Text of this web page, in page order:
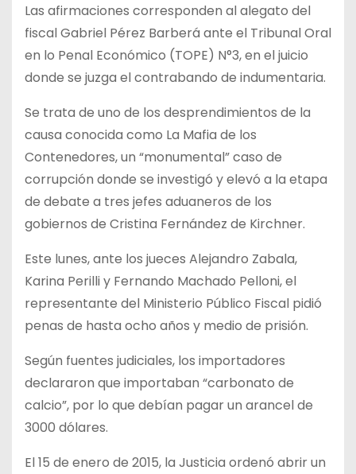
Las afirmaciones corresponden al alegato del
fiscal Gabriel Pérez Barberá ante el Tribunal Oral
en lo Penal Económico (TOPE) N°3, en el juicio
donde se juzga el contrabando de indumentaria.
Se trata de uno de los desprendimientos de la
causa conocida como La Mafia de los
Contenedores, un “monumental” caso de
corrupción donde se investigó y elevó a la etapa
de debate a tres jefes aduaneros de los
gobiernos de Cristina Fernández de Kirchner.
Este lunes, ante los jueces Alejandro Zabala,
Karina Perilli y Fernando Machado Pelloni, el
representante del Ministerio Público Fiscal pidió
penas de hasta ocho años y medio de prisión.
Según fuentes judiciales, los importadores
declararon que importaban “carbonato de
calcio”, por lo que debían pagar un arancel de
3000 dólares.
El 15 de enero de 2015, la Justicia ordenó abrir un